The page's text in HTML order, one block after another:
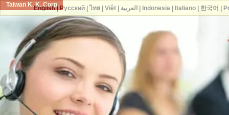
Taiwan K. K. Corp.
English| Русский| ไทย| Việt| العربية Indonesia| Italiano| 한국어